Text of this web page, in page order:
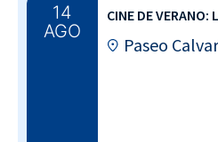
14
AGO
CINE DE
Paseo